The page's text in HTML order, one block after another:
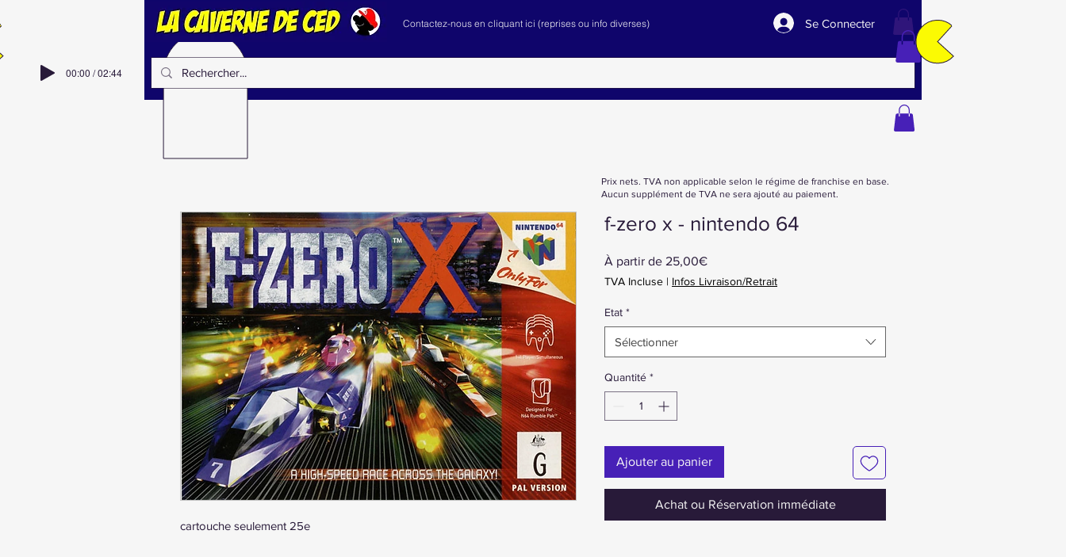
00:00 / 02:44
Contactez-nous en cliquant ici (reprises ou info diverses) Se Connecter
cartouche seulement 25e
f-zero x - nintendo 64
À partir de 25,00€Prix
TVA Incluse | Infos Livraison/Retrait
Etat *
Sélectionner
Quantité *
Ajouter au panier
Achat ou Réservation immédiate
Prix nets. TVA non applicable selon le régime de franchise en base.
Aucun supplément de TVA ne sera ajouté au paiement.